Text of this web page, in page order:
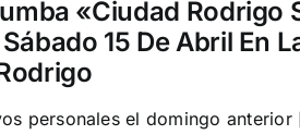
«Ciudad Rodrigo
15 De Abril En
personales el domingo anterior